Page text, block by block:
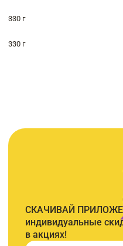
330 г
330 г
СКАЧИВАЙ
индивидуальные
в акциях!